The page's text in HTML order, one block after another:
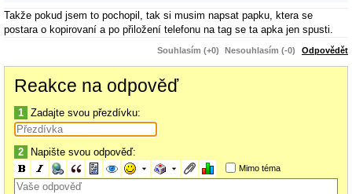
Takže pokud jsem to pochopil, tak si musim napsat papku, ktera se
postara o kopirovaní a po přiložení telefonu na tag se ta apka jen spusti.
Souhlasím (+0) Nesouhlasím (-0) Odpovědět
Reakce na odpověď
1 Zadajte svou přezdívku:
2 Napište svou odpověď:
Mimo téma